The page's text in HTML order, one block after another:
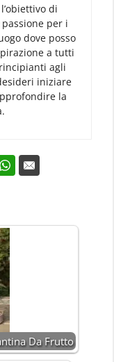
di
per i
dove posso
a tutti
agli
iniziare
la
Da Frutto